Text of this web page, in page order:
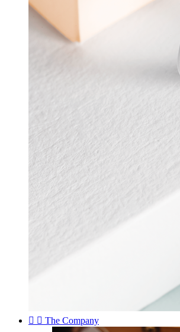
  The Company